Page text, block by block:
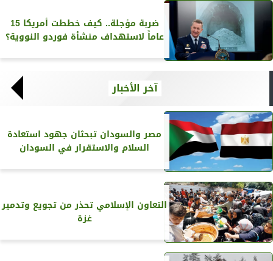
ضربة مؤجلة.. كيف خططت أمريكا 15
عاماً لاستهداف منشأة فوردو النووية؟
آخر الأخبار
مصر والسودان تبحثان جهود استعادة
السلام والاستقرار في السودان
التعاون الإسلامي تحذر من تجويع وتدمير
غزة